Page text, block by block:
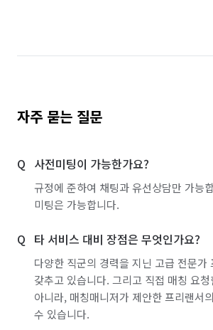
자주 묻는 질문
사전미팅이 가능한가요?
규정에 준하여 채팅과 유선상담만 가능
미팅은 가능합니다.
타 서비스 대비 장점은 무엇인가요?
다양한 직군의 경력을 지닌 고급 전문가
갖추고 있습니다. 그리고 직접 매칭 요
아니라, 매칭매니저가 제안한 프리랜서
수 있습니다.